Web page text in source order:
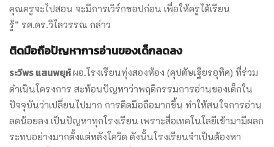
คุณครูจะไปสอน จะมีการเวิร์กชอปก่อน เพื่อให้ครูได้เรียน
รู้” รศ.ดร.วิไลวรรณ กล่าว
ติดมือถือปัญหาการอ่านของเด็กลดลง
ระวีพร แสนพยุห์ผอ.โรงเรียนทุ่งสองห้อง (คุปตัษเฐียรอุทิศ) ที่ร่วม
ดำเนินโครงการ สะท้อนปัญหาว่าพฤติกรรมการอ่านของเด็กใน
ปัจจุบันว่าเปลี่ยนไปมาก การติดมือถือมากขึ้น ทำให้สนใจการอ่าน
ลดน้อยลง เป็นปัญหาทุกโรงเรียน เพราะสื่อเทคโนโลยีเข้ามามีผลก
ระทบอย่างมากตั้งแต่หลังโควิด ดังนั้นโรงเรียนจำเป็นต้องหา